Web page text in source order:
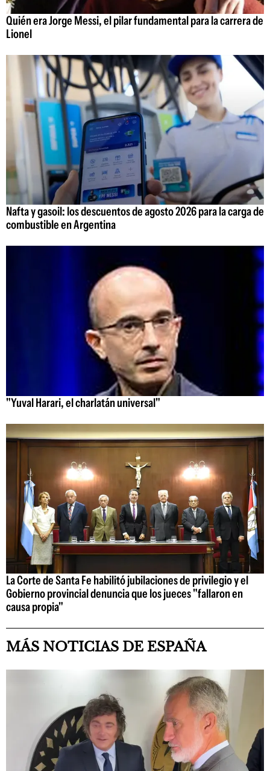
Quién era Jorge Messi, el pilar fundamental para la carrera de
Lionel
Nafta y gasoil: los descuentos de agosto 2026 para la carga de
combustible en Argentina
"Yuval Harari, el charlatán universal"
La Corte de Santa Fe habilitó jubilaciones de privilegio y el
Gobierno provincial denuncia que los jueces "fallaron en
causa propia"
MÁS NOTICIAS DE ESPAÑA